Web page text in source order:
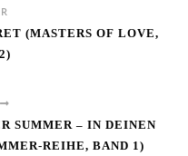
(MASTERS OF LOVE,
SUMMER – IN DEINEN
REIHE, BAND 1)